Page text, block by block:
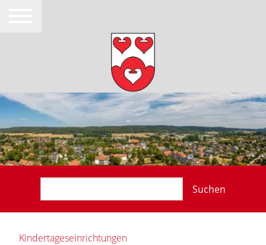
Suchen
Kindertageseinrichtungen